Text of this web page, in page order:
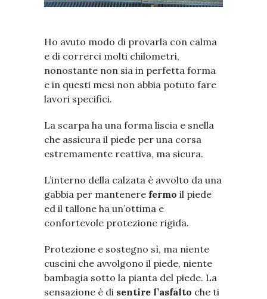
Ho avuto modo di provarla con calma
e di correrci molti chilometri,
nonostante non sia in perfetta forma
e in questi mesi non abbia potuto fare
lavori specifici.
La scarpa ha una forma liscia e snella
che assicura il piede per una corsa
estremamente reattiva, ma sicura.
L’interno della calzata è avvolto da una
gabbia per mantenere fermo il piede
ed il tallone ha un’ottima e
confortevole protezione rigida.
Protezione e sostegno sì, ma niente
cuscini che avvolgono il piede, niente
bambagia sotto la pianta del piede. La
sensazione è di sentire l’asfalto che ti